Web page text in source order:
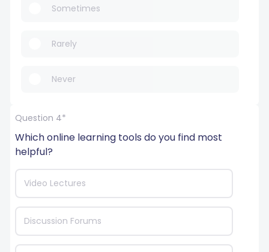
Sometimes
Rarely
Never
Question 4*
Which online learning tools do you find most
helpful?
Video Lectures
Discussion Forums